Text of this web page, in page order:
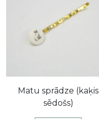
Matu sprādze (kaķis
sēdošs)